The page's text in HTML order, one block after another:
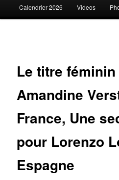
Calendrier 2026 Videos
Le titre
Amandine
France, Une
pour Lorenzo
Espagne